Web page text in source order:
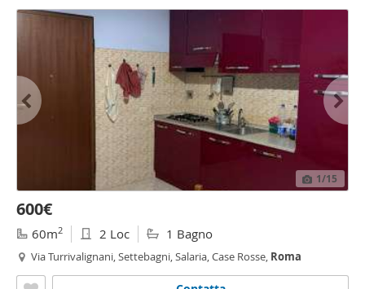
1/15
600€
60m2 2 Loc 1 Bagno
Via Turrivalignani, Settebagni, Salaria, Case Rosse, Roma